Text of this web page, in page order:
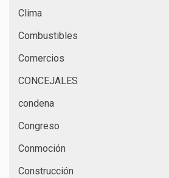
Clima
Combustibles
Comercios
CONCEJALES
condena
Congreso
Conmoción
Construcción